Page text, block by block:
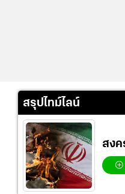
สรุปไทม์ไลน์
สงค